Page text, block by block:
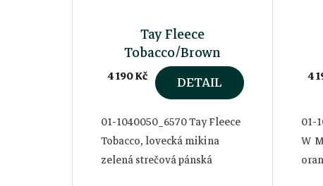
Tay Fleece
Tobacco/Brown
4 190 Kč DETAIL
01-1040050_6570 Tay Fleece
Tobacco, lovecká mikina
zelená strečová pánská
4
01-
W